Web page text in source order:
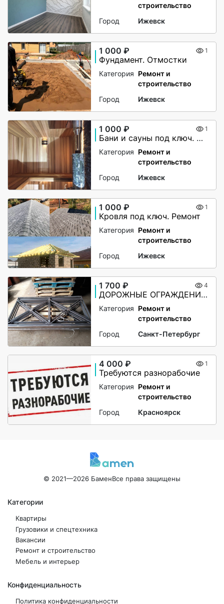
строительство
Город
Ижевск
1 000 ₽ 1
Фундамент. Отмостки
Категория Ремонт и
строительство
Город
Ижевск
1 000 ₽ 1
Бани и сауны под ключ. Ремонт
Категория Ремонт и
строительство
Город
Ижевск
1 000 ₽ 1
Кровля под ключ. Ремонт
Категория Ремонт и
строительство
Город
Ижевск
1 700 ₽ 4
ДОРОЖНЫЕ ОГРАЖДЕНИЯ ПО-1
Категория Ремонт и
строительство
Город
Санкт-Петербург
4 000 ₽ 1
Требуются разнорабочие
Категория Ремонт и
строительство
Город
Красноярск
© 2021—2026 БаменВсе права защищены
Категории
Квартиры
Грузовики и спецтехника
Вакансии
Ремонт и строительство
Мебель и интерьер
Конфиденциальность
Политика конфиденциальности